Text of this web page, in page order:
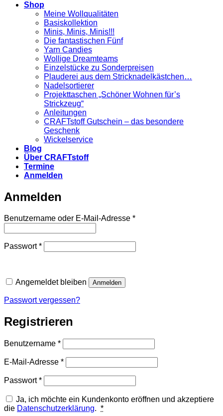
Shop
Meine Wollqualitäten
Basiskollektion
Minis, Minis, Minis!!!
Die fantastischen Fünf
Yarn Candies
Wollige Dreamteams
Einzelstücke zu Sonderpreisen
Plauderei aus dem Stricknadelkästchen…
Nadelsortierer
Projekttaschen „Schöner Wohnen für’s
Strickzeug“
Anleitungen
CRAFTstoff Gutschein – das besondere
Geschenk
Wickelservice
Blog
Über CRAFTstoff
Termine
Anmelden
Anmelden
Benutzername oder E-Mail-Adresse *Erforderlich
Passwort*Erforderlich
Angemeldet bleiben Anmelden
Passwort vergessen?
Registrieren
Benutzername *Erforderlich
E-Mail-Adresse *Erforderlich
Passwort*Erforderlich
Ja, ich möchte ein Kundenkonto eröffnen und akzeptiere
die Datenschutzerklärung. *